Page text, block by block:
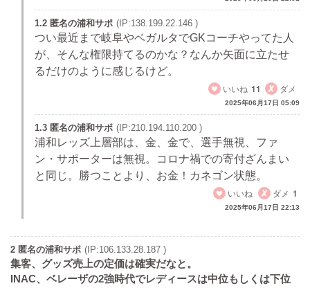
1.2 匿名の浦和サポ (IP:138.199.22.146 )
つい最近まで岐阜やベガルタでGKコーチやってた人
が、そんな権限持てるのかな？なんか矢面に立たせ
るだけのように感じるけど。
いいね 11 ダメ
2025年06月17日 05:09
1.3 匿名の浦和サポ (IP:210.194.110.200 )
浦和レッズ上層部は、金、金で、選手無視、ファ
ン・サポーターは無視。コロナ禍での寄付ざんまい
と同じ。勝つことより、お金！カネゴン状態。
いいね
ダメ 1
2025年06月17日 22:13
2 匿名の浦和サポ (IP:106.133.28.187 )
集客、グッズ売上の定価は確実だなと。
INAC、ベレーザの2強時代でレディースは中位もしくは下位